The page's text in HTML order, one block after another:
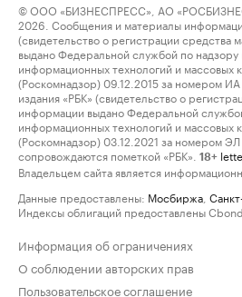
© ООО «БИЗНЕСПРЕСС», АО
2026. Сообщения и материалы
(свидетельство о регистрации средства
выдано Федеральной службой по надзору
информационных технологий и массовых
(Роскомнадзор) 09.12.2015 за номером
издания «РБК» (свидетельство о
информации выдано Федеральной
информационных технологий и массовых
(Роскомнадзор) 03.12.2021 за номером
сопровождаются пометкой «РБК».
18+
Владельцем сайта является
Данные предоставлены: Мосбиржа
Индексы облигаций предоставлены
Информация об ограничениях
О соблюдении авторских прав
Пользовательское соглашение